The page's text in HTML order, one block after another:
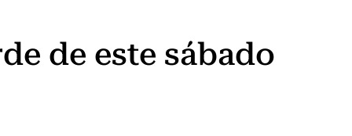
de este sábado